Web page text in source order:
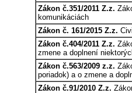
Zákon č.351/2011 Z.z.
komunikáciách
Zákon č. 161/2015 Z.z.
Zákon č.404/2011 Z.z.
zmene a doplnení
Zákon č.563/2009 z.z.
poriadok) a o zmene a
Zákon č.91/2010 Z.z.